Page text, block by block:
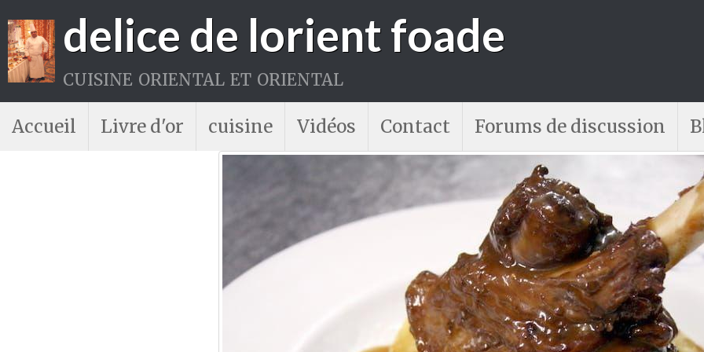
delice de lorient foade
cuisine oriental et oriental
Accueil Livre d'or cuisine Vidéos Contact Forums de discussion